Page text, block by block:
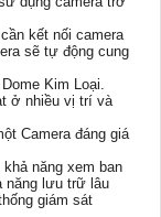
kết nối camera
sẽ tự động cung
Kim Loại.
ở nhiều vị trí và
Camera đáng giá
năng xem ban
năng lưu trữ lâu
giám sát